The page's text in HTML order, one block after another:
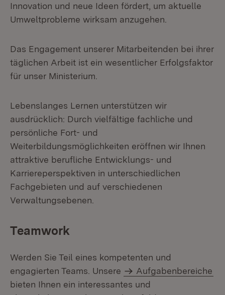
Innovation und neue Ideen fördert, um aktuelle
Umweltprobleme wirksam anzugehen.
Das Engagement unserer Mitarbeitenden bei ihrer
täglichen Arbeit ist ein wesentlicher Erfolgsfaktor
für unser Ministerium.
Lebenslanges Lernen unterstützen wir
ausdrücklich: Durch vielfältige fachliche und
persönliche Fort- und
Weiterbildungsmöglichkeiten eröffnen wir Ihnen
attraktive berufliche Entwicklungs- und
Karriereperspektiven in unterschiedlichen
Fachgebieten und auf verschiedenen
Verwaltungsebenen.
Teamwork
Werden Sie Teil eines kompetenten und
engagierten Teams. Unsere
Aufgabenbereiche
bieten Ihnen ein interessantes und